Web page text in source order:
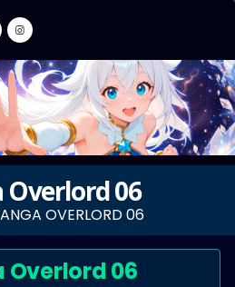
Overlord 06
OVERLORD 06
Overlord 06